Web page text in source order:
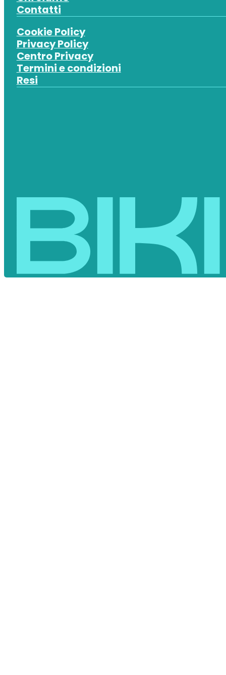
Contatti
Cookie Policy
Privacy Policy
Centro Privacy
Termini e condizioni
Resi